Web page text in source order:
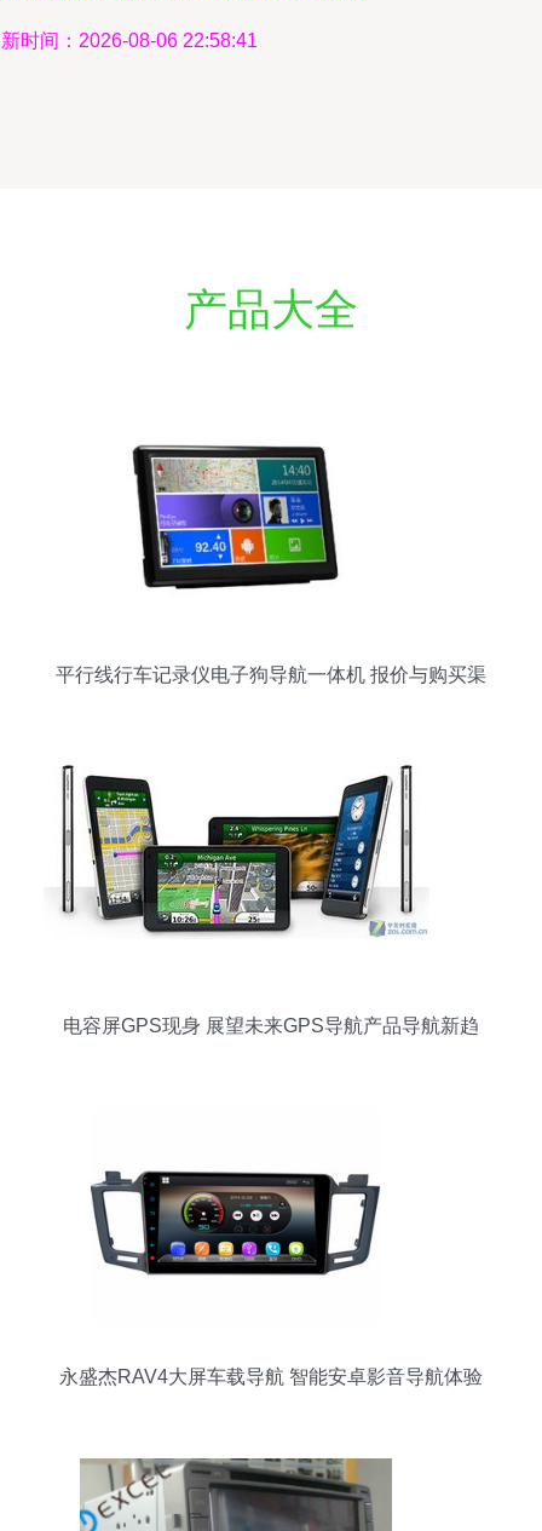
时间：2026-08-06 22:58:41
产品大全
平行线行车记录仪电子狗导航一体机 报价与购买渠
电容屏GPS现身 展望未来GPS导航产品导航新趋
永盛杰RAV4大屏车载导航 智能安卓影音导航体验